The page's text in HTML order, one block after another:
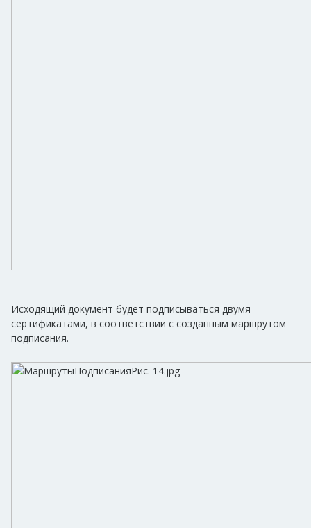
Исходящий документ будет подписываться двумя
сертификатами, в соответствии с созданным маршрутом
подписания.